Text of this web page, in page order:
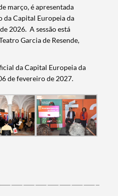
março, é apresentada
da Capital Europeia da
2026. A sessão está
Garcia de Resende,
da Capital Europeia da
de fevereiro de 2027.